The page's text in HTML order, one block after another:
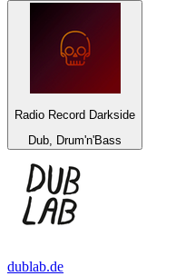
Radio Record Darkside
Dub, Drum'n'Bass
dublab.de